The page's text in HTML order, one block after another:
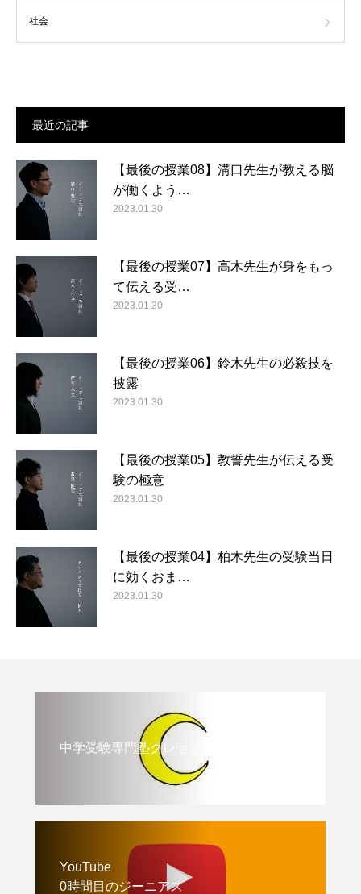
社会
最近の記事
【最後の授業08】溝口先生が教える脳
が働くよう…
2023.01.30
【最後の授業07】高木先生が身をもっ
て伝える受…
2023.01.30
【最後の授業06】鈴木先生の必殺技を
披露
2023.01.30
【最後の授業05】教誓先生が伝える受
験の極意
2023.01.30
【最後の授業04】柏木先生の受験当日
に効くおま…
2023.01.30
中学受験専門塾クレセント
YouTube
0時間目のジーニアス